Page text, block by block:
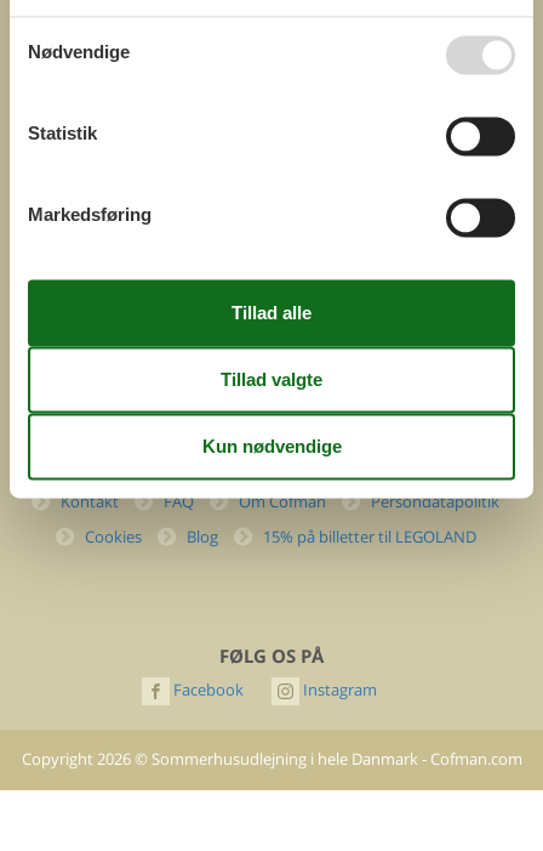
Momsnr.: DK26347688
(+45) 7877 0427
Kontakt FAQ Om Cofman
Persondatapolitik
Cookies
Blog 15% på billetter til LEGOLAND
FØLG OS PÅ
Facebook Instagram
Copyright 2026© Sommerhusudlejning i hele Danmark - Cofman.com
Nødvendige
Statistik
Markedsføring